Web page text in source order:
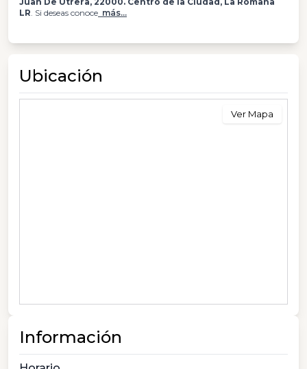
LR. Si deseas conoce más...
Ubicación
Ver Mapa
Información